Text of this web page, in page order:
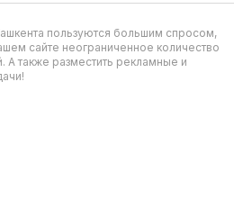
пользуются большим спросом,
сайте неограниченное количество
А также разместить рекламные и